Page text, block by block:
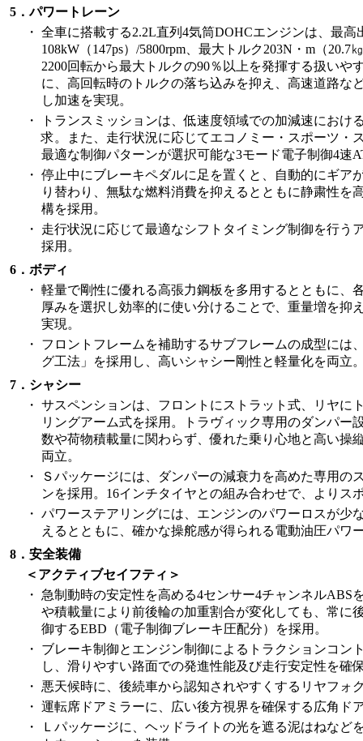
5．パワートレーン
・ 全車に搭載する2.2L直列4気筒DOHCエンジンは、最高
108kW（147ps）/5800rpm、最大トルク203N・m（20.7
2200回転から最大トルクの90％以上を発揮する扱いや
に、高回転時のトルクの落ち込みを抑え、高速道路な
し加速を実現。
・
トランスミッションは、低速度領域での加減速におけ
求。また、走行状況に応じてエコノミー・スポーツ・
最適な制御パターンが選択可能な3モード電子制御4速
・ 停止中にブレーキペダルに足を置くと、自動的にギア
り替わり、無駄な燃料消費を抑えるとともに静粛性を
構を採用。
・
走行状況に応じて最適なシフトタイミング制御を行う
採用。
6．ボディ
・ 軽量で剛性に優れる高張力鋼板を多用するとともに、
厚みを選択し効率的に使い分けることで、重量増を抑
実現。
・
フロントフレームを補助するサブフレームの成型には
グ工法」を採用し、高いシャシー剛性と軽量化を両立
7．シャシー
・ サスペンションは、フロントにストラット式、リヤに
リングアーム式を採用。トラヴィック専用のダンパー
数や荷物積載量に関わらず、優れた乗り心地と高い操
両立。
・
Ｓパッケージには、ダンパーの減衰力を高めた専用の
ンを採用。16インチタイヤとの組み合わせで、よりス
・ パワーステアリングには、エンジンのパワーロスが少
えるとともに、確かな操舵感が得られる電動油圧パワ
8．安全装備
＜アクティブセイフティ＞
・
急制動時の安定性を高める4センサー4チャンネルABS
や積載量により前後輪の加重割合が変化しても、常に
御するEBD（電子制御ブレーキ圧配分）を採用。
・
ブレーキ制御とエンジン制御によるトラクションコン
し、滑りやすい路面での発進性能及び走行安定性を確
・
悪天候時に、後続車から認知されやすくするリヤフォ
・ 運転席ドアミラーに、広い後方視界を確保する広角ド
・
Ｌパッケージに、ヘッドライトの光を遮る泥はねなど